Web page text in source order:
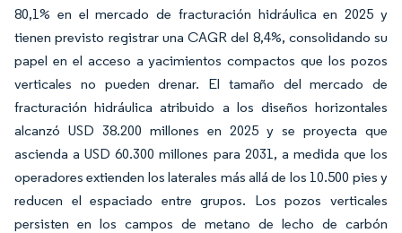
80,1% en el mercado de fracturación hidráulica en 2025 y
tienen previsto registrar una CAGR del 8,4%, consolidando su
papel en el acceso a yacimientos compactos que los pozos
verticales no pueden drenar. El tamaño del mercado de
fracturación hidráulica atribuido a los diseños horizontales
alcanzó USD 38.200 millones en 2025 y se proyecta que
ascienda a USD 60.300 millones para 2031, a medida que los
operadores extienden los laterales más allá de los 10.500 pies y
reducen el espaciado entre grupos. Los pozos verticales
persisten en los campos de metano de lecho de carbón